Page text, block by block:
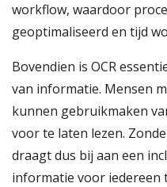
workflow, waardoor
geoptimaliseerd en tijd
Bovendien is OCR
van informatie. Mensen
kunnen gebruikmaken
voor te laten lezen.
draagt dus bij aan een
informatie voor iedereen